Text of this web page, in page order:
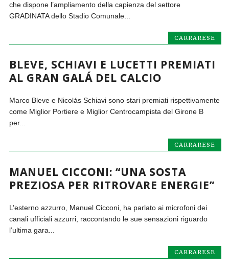
che dispone l’ampliamento della capienza del settore
GRADINATA dello Stadio Comunale...
CARRARESE
BLEVE, SCHIAVI E LUCETTI PREMIATI
AL GRAN GALÁ DEL CALCIO
Marco Bleve e Nicolás Schiavi sono stari premiati rispettivamente
come Miglior Portiere e Miglior Centrocampista del Girone B
per...
CARRARESE
MANUEL CICCONI: “UNA SOSTA
PREZIOSA PER RITROVARE ENERGIE”
L’esterno azzurro, Manuel Cicconi, ha parlato ai microfoni dei
canali ufficiali azzurri, raccontando le sue sensazioni riguardo
l’ultima gara...
CARRARESE